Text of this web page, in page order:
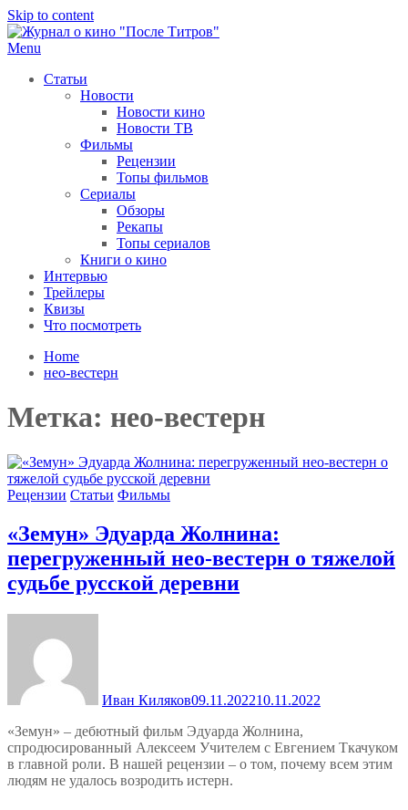
Skip to content
Menu
Статьи
Новости
Новости кино
Новости ТВ
Фильмы
Рецензии
Топы фильмов
Сериалы
Обзоры
Рекапы
Топы сериалов
Книги о кино
Интервью
Трейлеры
Квизы
Что посмотреть
Home
нео-вестерн
Метка: нео-вестерн
Рецензии Статьи Фильмы
«Земун» Эдуарда Жолнина:
перегруженный нео-вестерн о тяжелой
судьбе русской деревни
Иван Киляков09.11.202210.11.2022
«Земун» – дебютный фильм Эдуарда Жолнина,
спродюсированный Алексеем Учителем с Евгением Ткачуком
в главной роли. В нашей рецензии – о том, почему всем этим
людям не удалось возродить истерн.